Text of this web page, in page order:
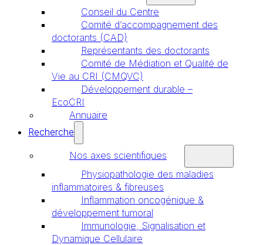
Conseil du Centre
Comité d’accompagnement des
doctorants (CAD)
Représentants des doctorants
Comité de Médiation et Qualité de
Vie au CRI (CMQVC)
Développement durable –
EcoCRI
Annuaire
Recherche
Nos axes scientifiques
Physiopathologie des maladies
inflammatoires & fibreuses
Inflammation oncogénique &
développement tumoral
Immunologie, Signalisation et
Dynamique Cellulaire